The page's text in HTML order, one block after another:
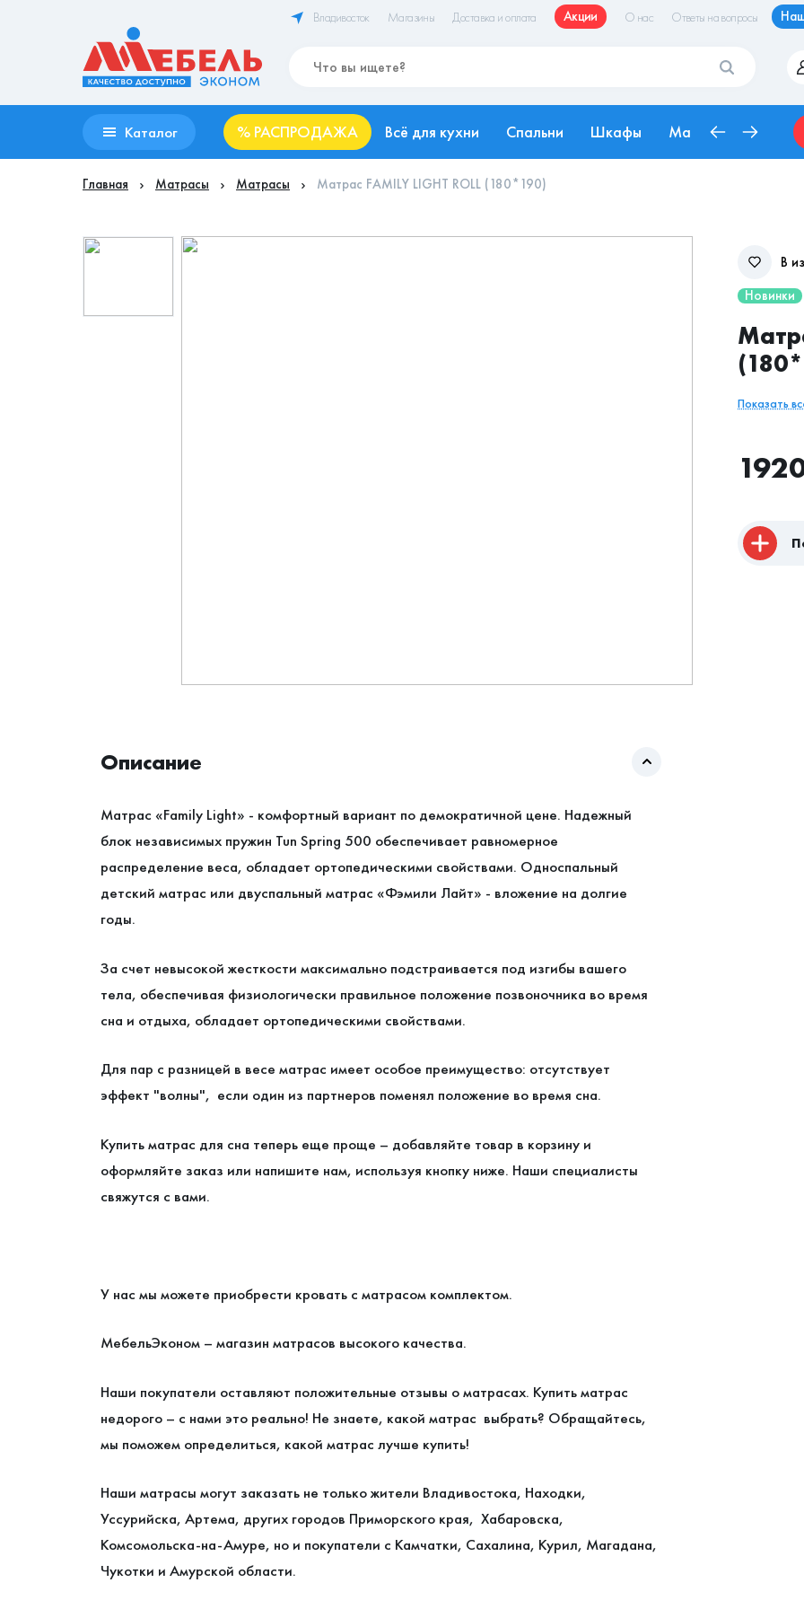
Владивосток Магазины Доставка и оплата Акции О нас Ответы на вопросы
Каталог % РАСПРОДАЖА Всё для кухни Спальни Шкафы Матрасы
Главная Матрасы Матрасы Матрас FAMILY LIGHT ROLL (180*190)
В
Новинки
Показать
Описание
Матрас «Family Light» - комфортный вариант по демократичной цене. Надежный
блок независимых пружин Tun Spring 500 обеспечивает равномерное
распределение веса, обладает ортопедическими свойствами. Односпальный
детский матрас или двуспальный матрас «Фэмили Лайт» - вложение на долгие
годы.
За счет невысокой жесткости максимально подстраивается под изгибы вашего
тела, обеспечивая физиологически правильное положение позвоночника во время
сна и отдыха, обладает ортопедическими свойствами.
Для пар с разницей в весе матрас имеет особое преимущество: отсутствует
эффект "волны", если один из партнеров поменял положение во время сна.
Купить матрас для сна теперь еще проще – добавляйте товар в корзину и
оформляйте заказ или напишите нам, используя кнопку ниже. Наши специалисты
свяжутся с вами.
У нас мы можете приобрести кровать с матрасом комплектом.
МебельЭконом – магазин матрасов высокого качества.
Наши покупатели оставляют положительные отзывы о матрасах. Купить матрас
недорого – с нами это реально! Не знаете, какой матрас выбрать? Обращайтесь,
мы поможем определиться, какой матрас лучше купить!
Наши матрасы могут заказать не только жители Владивостока, Находки,
Уссурийска, Артема, других городов Приморского края, Хабаровска,
Комсомольска-на-Амуре, но и покупатели с Камчатки, Сахалина, Курил, Магадана,
Чукотки и Амурской области.